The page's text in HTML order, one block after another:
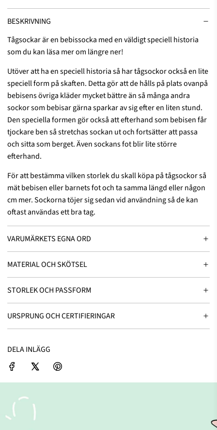
l
å
r
n
d
e
r
r
u
n
.
BESKRIVNING
Tågsockar är en bebissocka med en väldigt speciell historia
som du kan läsa mer om längre ner!
Utöver att ha en speciell historia så har tågsockor också en lite
speciell form på skaften. Detta gör att de hålls på plats ovanpå
bebisens övriga kläder mycket bättre än så många andra
sockor som bebisar gärna sparkar av sig efter en liten stund.
Den speciella formen gör också att efterhand som bebisen får
tjockare ben så stretchas sockan ut och fortsätter att passa
och sitta som berget. Även sockans fot blir lite större
efterhand.
För att bestämma vilken storlek du skall köpa på tågsockor så
mät bebisen eller barnets fot och ta samma längd eller någon
cm mer. Sockorna töjer sig sedan vid användning så de kan
oftast användas ett bra tag.
VARUMÄRKETS EGNA ORD
MATERIAL OCH SKÖTSEL
STORLEK OCH PASSFORM
URSPRUNG OCH CERTIFIERINGAR
DELA INLÄGG